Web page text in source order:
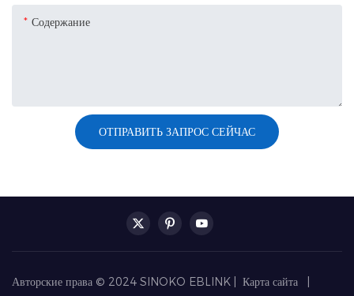
Содержание
ОТПРАВИТЬ ЗАПРОС СЕЙЧАС
Авторские права © 2024 SINOKO EBLINK | Карта сайта